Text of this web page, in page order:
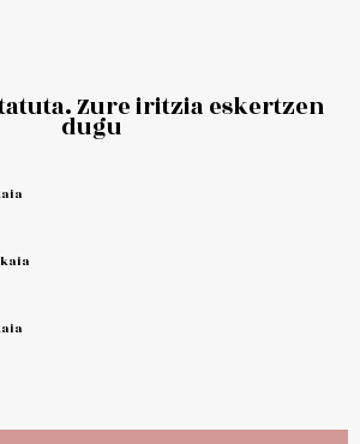
Zure iritzia eskertzen
dugu